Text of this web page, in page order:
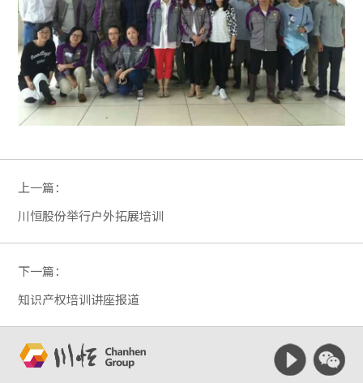
上一篇：
川恒股份举行户外拓展培训
下一篇：
知识产权培训讲座报道